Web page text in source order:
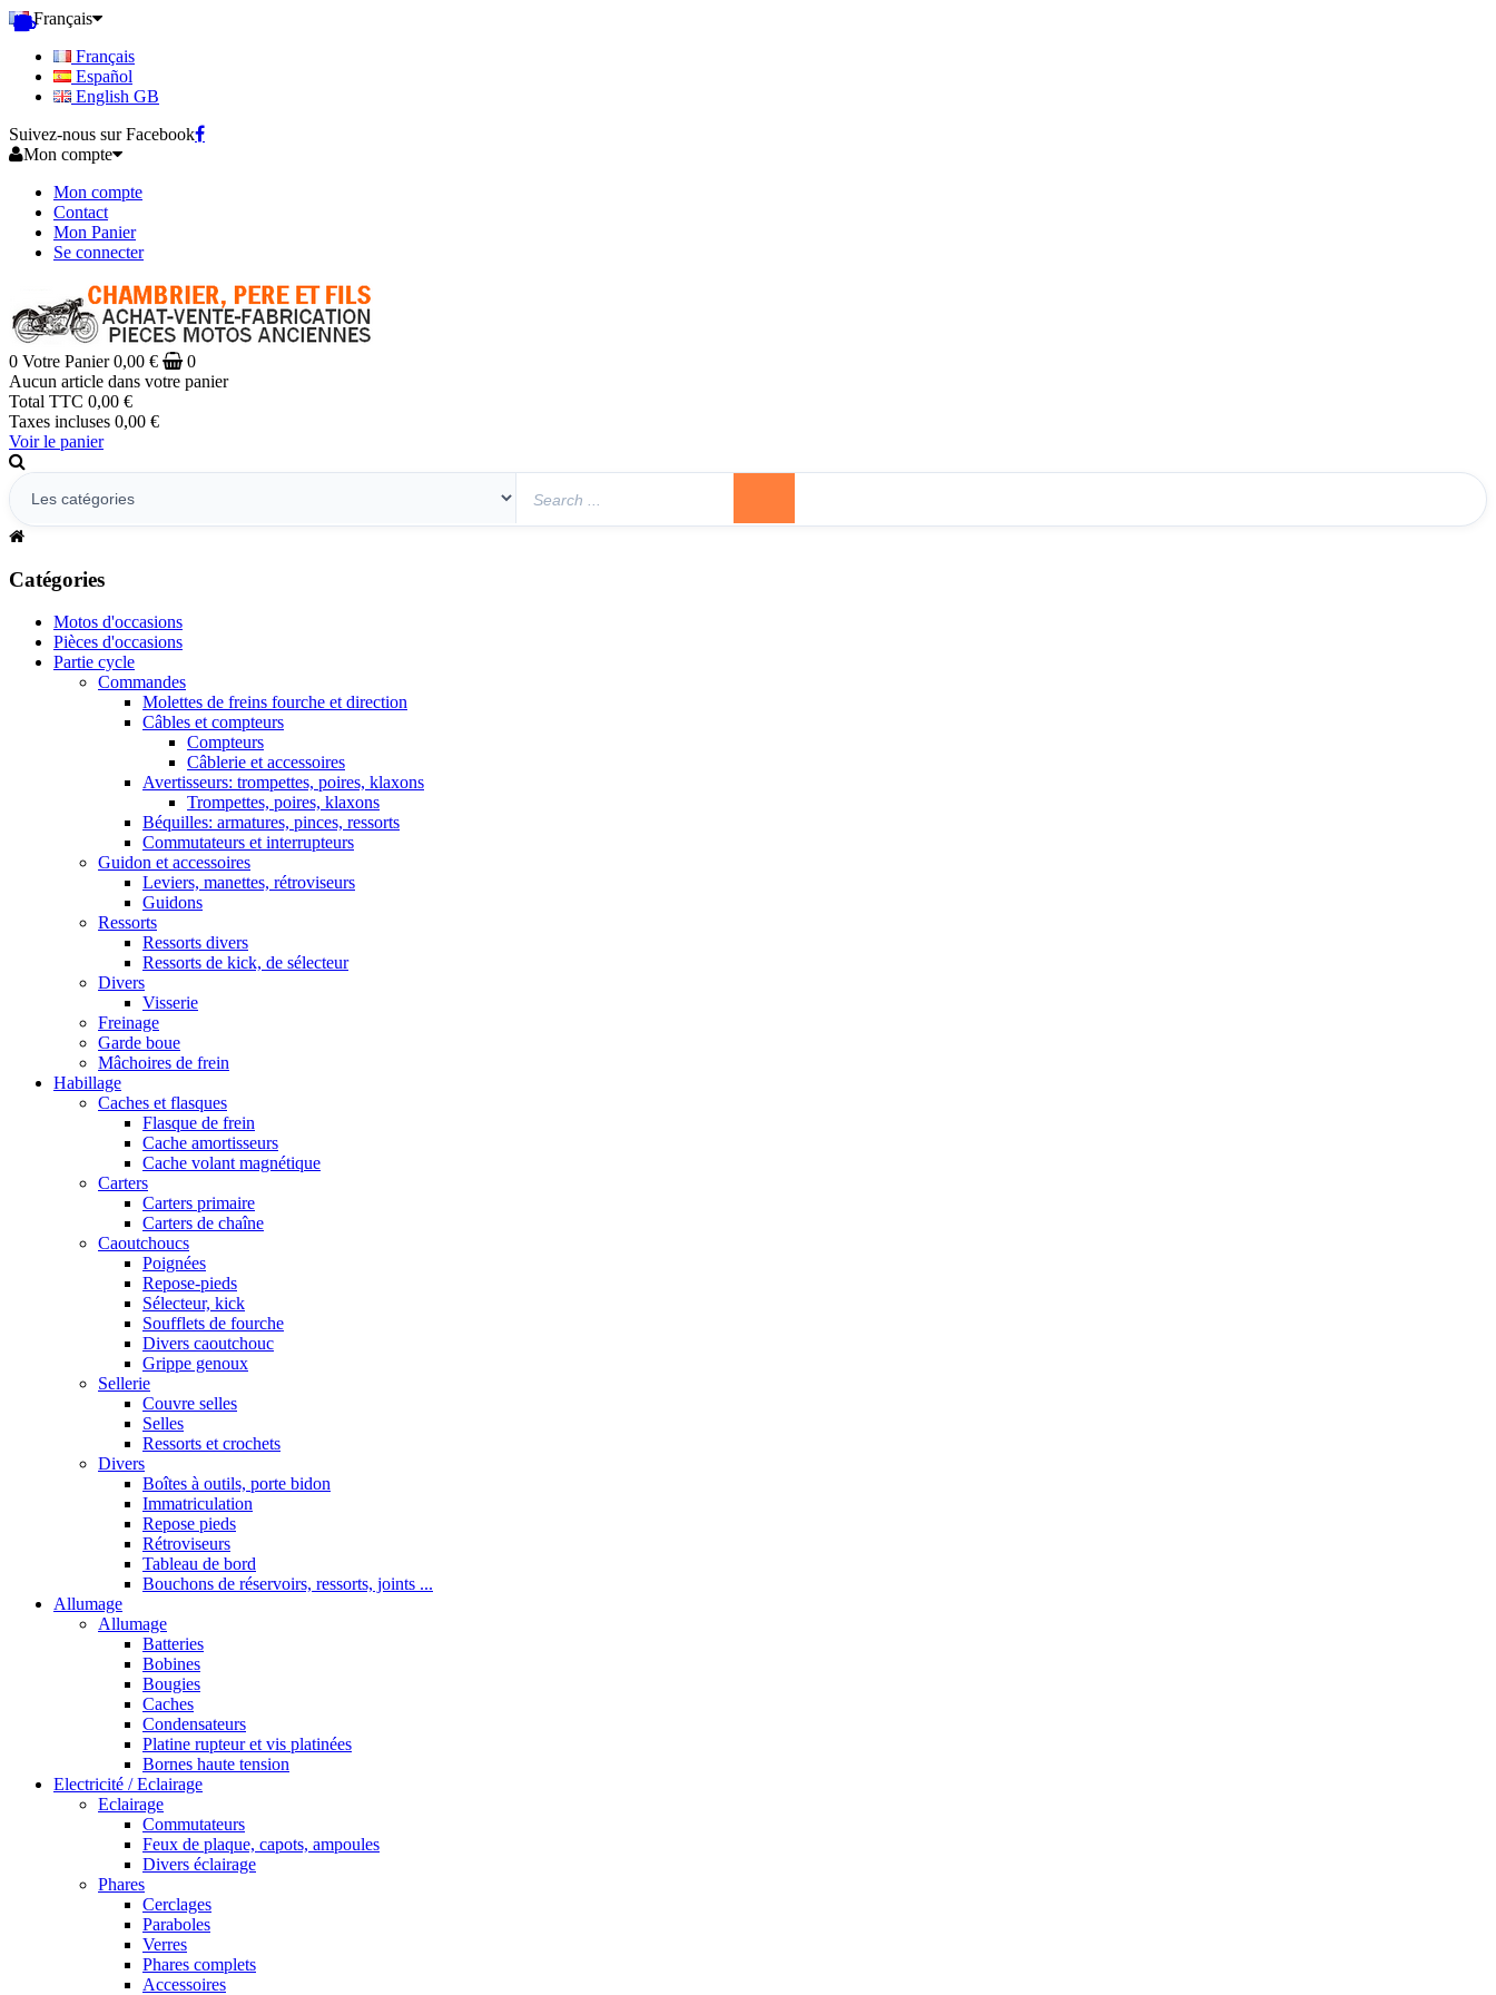
Français
Français
Español
English GB
Suivez-nous sur Facebook
Mon compte
Mon compte
Contact
Mon Panier
Se connecter
0 Votre Panier 0,00 €
0
Aucun article dans votre panier
Total TTC 0,00 €
Taxes incluses 0,00 €
Voir le panier
Catégories
Motos d'occasions
Pièces d'occasions
Partie cycle
Commandes
Molettes de freins fourche et direction
Câbles et compteurs
Compteurs
Câblerie et accessoires
Avertisseurs: trompettes, poires, klaxons
Trompettes, poires, klaxons
Béquilles: armatures, pinces, ressorts
Commutateurs et interrupteurs
Guidon et accessoires
Leviers, manettes, rétroviseurs
Guidons
Ressorts
Ressorts divers
Ressorts de kick, de sélecteur
Divers
Visserie
Freinage
Garde boue
Mâchoires de frein
Habillage
Caches et flasques
Flasque de frein
Cache amortisseurs
Cache volant magnétique
Carters
Carters primaire
Carters de chaîne
Caoutchoucs
Poignées
Repose-pieds
Sélecteur, kick
Soufflets de fourche
Divers caoutchouc
Grippe genoux
Sellerie
Couvre selles
Selles
Ressorts et crochets
Divers
Boîtes à outils, porte bidon
Immatriculation
Repose pieds
Rétroviseurs
Tableau de bord
Bouchons de réservoirs, ressorts, joints ...
Allumage
Allumage
Batteries
Bobines
Bougies
Caches
Condensateurs
Platine rupteur et vis platinées
Bornes haute tension
Electricité / Eclairage
Eclairage
Commutateurs
Feux de plaque, capots, ampoules
Divers éclairage
Phares
Cerclages
Paraboles
Verres
Phares complets
Accessoires